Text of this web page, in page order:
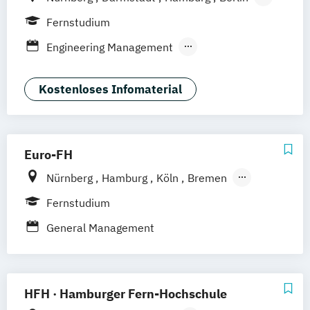
Hannover
Zürich Rostock Dortmund
Fernstudium
Engineering Management
Kostenloses Infomaterial
Euro-FH
Nürnberg Hamburg Köln
Bremen
Berlin
Göttingen
Fernstudium
General Management
HFH · Hamburger Fern-Hochschule